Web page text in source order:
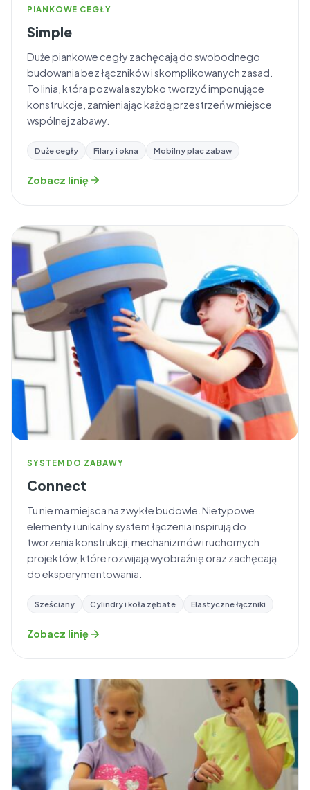
PIANKOWE CEGŁY
Simple
Duże piankowe cegły zachęcają do swobodnego
budowania bez łączników i skomplikowanych zasad.
To linia, która pozwala szybko tworzyć imponujące
konstrukcje, zamieniając każdą przestrzeń w miejsce
wspólnej zabawy.
Duże cegły Filary i okna Mobilny plac zabaw
Zobacz linię
SYSTEM DO ZABAWY
Connect
Tu nie ma miejsca na zwykłe budowle. Nietypowe
elementy i unikalny system łączenia inspirują do
tworzenia konstrukcji, mechanizmów i ruchomych
projektów, które rozwijają wyobraźnię oraz zachęcają
do eksperymentowania.
Sześciany Cylindry i koła zębate Elastyczne łączniki
Zobacz linię